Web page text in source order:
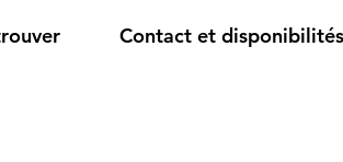
Contact et disponibilités